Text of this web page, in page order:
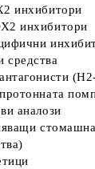
инхибитори
инхибитори
средства
аналози